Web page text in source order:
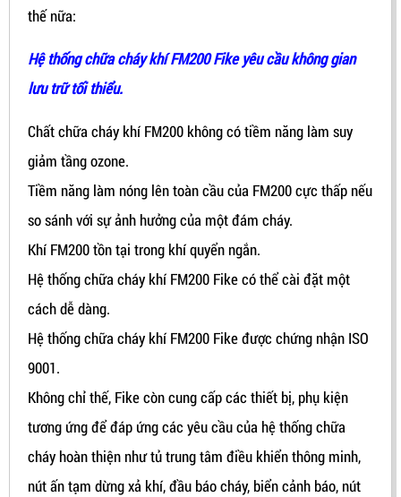
thế nữa:
Hệ thống chữa cháy khí FM200 Fike yêu cầu không gian
lưu trữ tối thiểu.
Chất chữa cháy khí FM200 không có tiềm năng làm suy
giảm tầng ozone.
Tiềm năng làm nóng lên toàn cầu của FM200 cực thấp nếu
so sánh với sự ảnh hưởng của một đám cháy.
Khí FM200 tồn tại trong khí quyển ngắn.
Hệ thống chữa cháy khí FM200 Fike có thể cài đặt một
cách dễ dàng.
Hệ thống chữa cháy khí FM200 Fike được chứng nhận ISO
9001.
Không chỉ thế, Fike còn cung cấp các thiết bị, phụ kiện
tương ứng để đáp ứng các yêu cầu của hệ thống chữa
cháy hoàn thiện như tủ trung tâm điều khiển thông minh,
nút ấn tạm dừng xả khí, đầu báo cháy, biển cảnh báo, nút